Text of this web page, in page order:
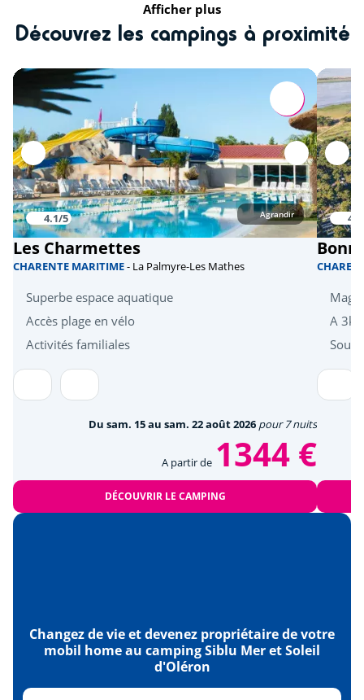
Les îles Madame, d'Aix et d'Oléron <1km
Fort Boyard <13km
La Rochelle <36km
le Musée National de la Marine à
Rochefort
<47km
Afficher plus
Découvrez les campings à proximité
4.1/5 Agrandir
Les Charmettes
CHARENTE MARITIME- La Palmyre-Les Mathes
Superbe espace aquatique
Accès plage en vélo
Activités familiales
Du sam. 15 au sam. 22 août 2026 pour 7 nuits
A partir de 1344 €
DÉCOUVRIR LE CAMPING
A
Sous
Changez de vie et devenez propriétaire de votre
mobil home au camping Siblu Mer et Soleil
d'Oléron